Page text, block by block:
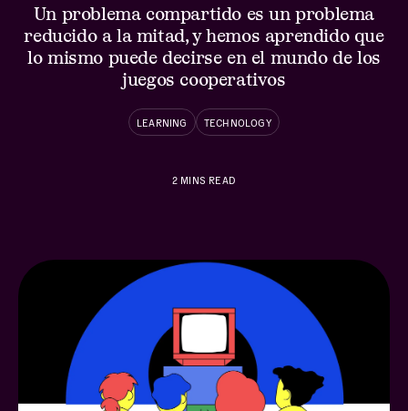
Un problema compartido es un problema
reducido a la mitad, y hemos aprendido que
lo mismo puede decirse en el mundo de los
juegos cooperativos
LEARNING TECHNOLOGY
2MINS READ